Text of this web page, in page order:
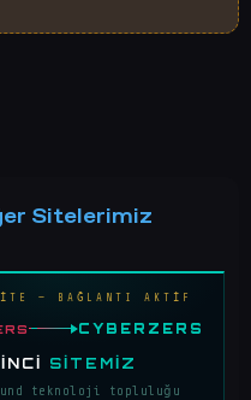
Sitelerimiz
— BAĞLANTI AKTİF
CYBERZERS
SITEMIZ
teknoloji topluluğu